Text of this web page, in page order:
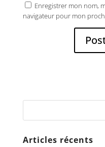
Enregistrer mon nom,
navigateur pour mon
Articles récents